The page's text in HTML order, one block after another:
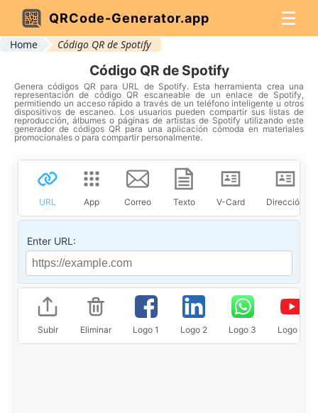
QRCode-Generator.app ☰
Home Código QR de Spotify
Código QR de Spotify
Genera códigos QR para URL de Spotify. Esta herramienta crea una
representación de código QR escaneable de un enlace de Spotify,
permitiendo un acceso rápido a través de un teléfono inteligente u otros
dispositivos de escaneo. Los usuarios pueden compartir sus listas de
reproducción, álbumes o páginas de artistas de Spotify utilizando este
generador de códigos QR para una aplicación cómoda en materiales
promocionales o para compartir personalmente.
URL App Correo Texto V-Card Dirección
Enter URL:
Subir Eliminar Logo 1 Logo 2 Logo 3 Logo 4